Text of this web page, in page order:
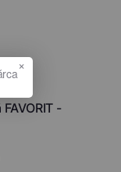
-
×